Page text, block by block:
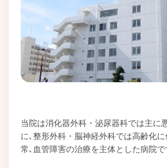
当院は消化器外科・泌尿器科では主に
に､整形外科・脳神経外科では高齢化
常､血管障害の治療を主体とした病院で